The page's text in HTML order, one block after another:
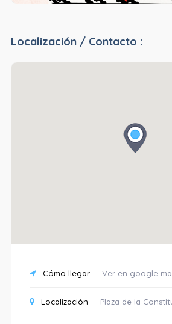
Localización / Contacto :
Cómo llegar Ver en google
Localización Plaza de la